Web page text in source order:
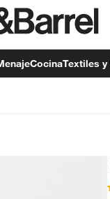
CocinaTextiles y